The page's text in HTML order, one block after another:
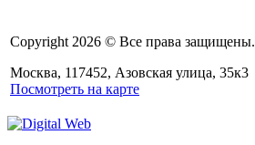
Copyright 2026 © Все права защищены.
Москва, 117452, Азовская улица, 35к3
Посмотреть на карте